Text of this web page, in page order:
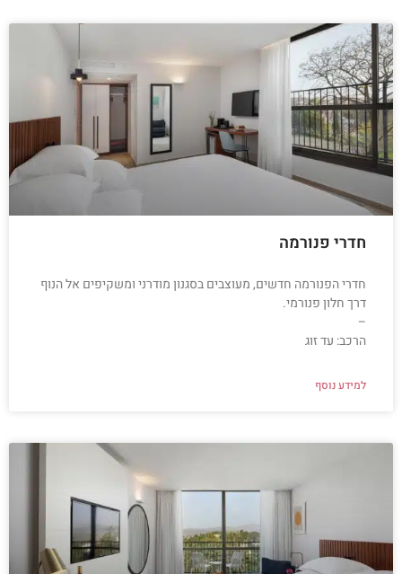
חדרי פנורמה
חדרי הפנורמה חדשים, מעוצבים בסגנון מודרני ומשקיפים אל הנוף
דרך חלון פנורמי.
–
הרכב: עד זוג
למידע נוסף